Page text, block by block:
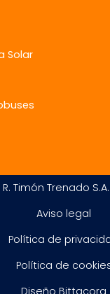
Solar
Timón Trenado
Aviso legal
Política de
Política de
Diseño Bittacora